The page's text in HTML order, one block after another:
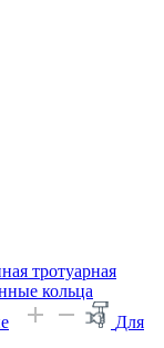
тротуарная
кольца
Для